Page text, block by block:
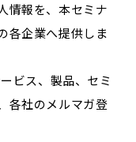
情報を、本セミナ
各企業へ提供しま
ビス、製品、セミ
各社のメルマガ登